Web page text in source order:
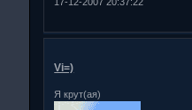
Vi=)
Я крут(ая)